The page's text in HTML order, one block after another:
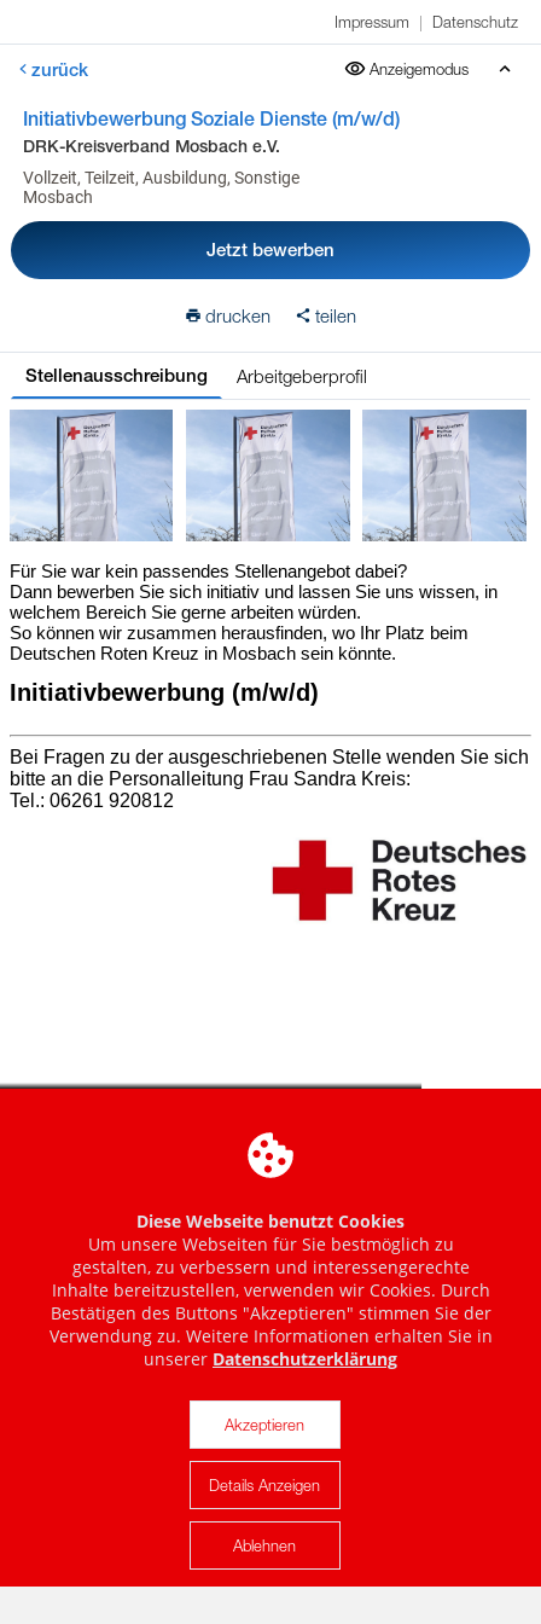
Impressum | Datenschutz
zurück Anzeigemodus
Initiativbewerbung Soziale Dienste (m/w/d)
DRK-Kreisverband Mosbach e.V.
Vollzeit, Teilzeit, Ausbildung, Sonstige
Mosbach
Jetzt bewerben
drucken teilen
Stellenausschreibung Arbeitgeberprofil
Karte anzeigen
Diese Webseite benutzt Cookies
Um unsere Webseiten für Sie bestmöglich zu
gestalten, zu verbessern und interessengerechte
Inhalte bereitzustellen, verwenden wir Cookies. Durch
Bestätigen des Buttons "Akzeptieren" stimmen Sie der
Verwendung zu. Weitere Informationen erhalten Sie in
unserer Datenschutzerklärung
Akzeptieren
Details Anzeigen
Ablehnen